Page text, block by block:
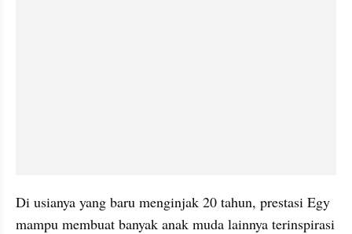
Di usianya yang baru menginjak 20 tahun, prestasi Egy
mampu membuat banyak anak muda lainnya terinspirasi